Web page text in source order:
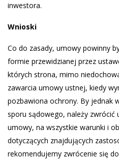
inwestora.
Wnioski
Co do zasady, umowy powinny
formie przewidzianej przez
których strona, mimo
zawarcia umowy ustnej, kiedy
pozbawiona ochrony. By jednak
sporu sądowego, należy zwrócić
umowy, na wszystkie warunki i
dotyczących znajdujących
rekomendujemy zwrócenie się